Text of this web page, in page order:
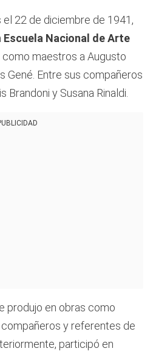
el 22 de diciembre de 1941,
Escuela Nacional de Arte
como maestros a Augusto
Gené. Entre sus compañeros
Brandoni y Susana Rinaldi.
produjo en obras como
compañeros y referentes de
participó en